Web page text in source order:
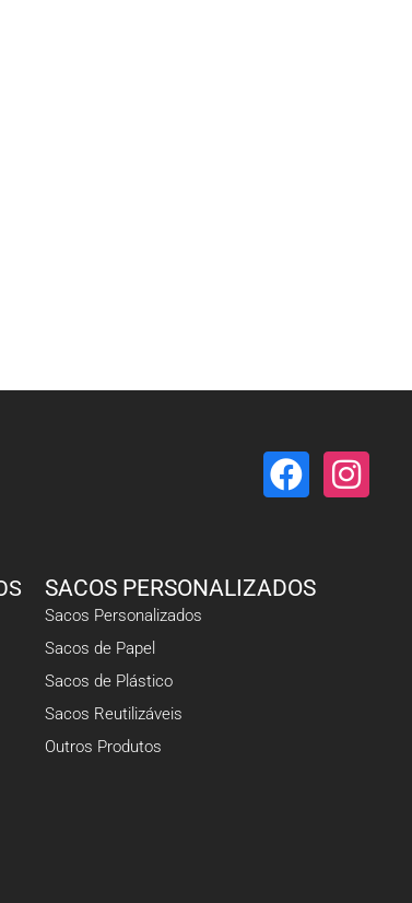
SACOS PERSONALIZADOS
Sacos Personalizados
Sacos de Papel
Sacos de Plástico
Sacos Reutilizáveis
Outros Produtos